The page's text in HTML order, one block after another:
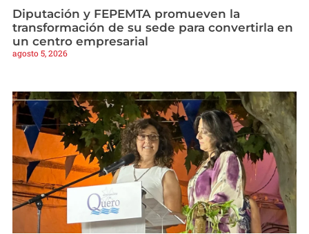
Diputación y FEPEMTA promueven la
transformación de su sede para convertirla en
un centro empresarial
agosto 5, 2026